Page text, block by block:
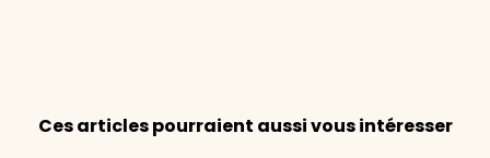
Ces articles pourraient aussi vous intéresser